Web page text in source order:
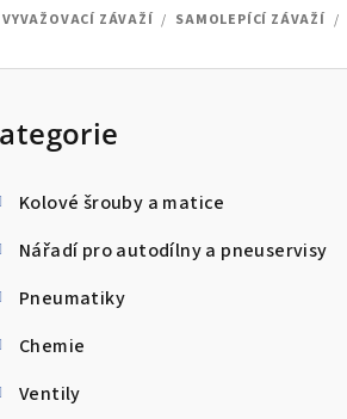
VYVAŽOVACÍ ZÁVAŽÍ / SAMOLEPÍCÍ ZÁVAŽÍ /
Kolové šrouby a matice
Nářadí pro autodílny a pneuservisy
Pneumatiky
Chemie
Ventily